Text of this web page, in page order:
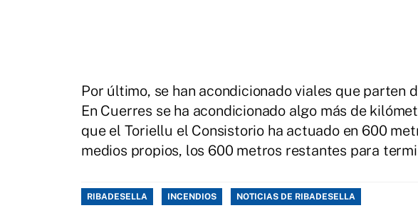
Por último, se han acondicionado viales que parten
En Cuerres se ha acondicionado algo más de
que el Toriellu el Consistorio ha actuado en 600
medios propios, los 600 metros restantes para
RIBADESELLA INCENDIOS NOTICIAS DE RIBADESELLA